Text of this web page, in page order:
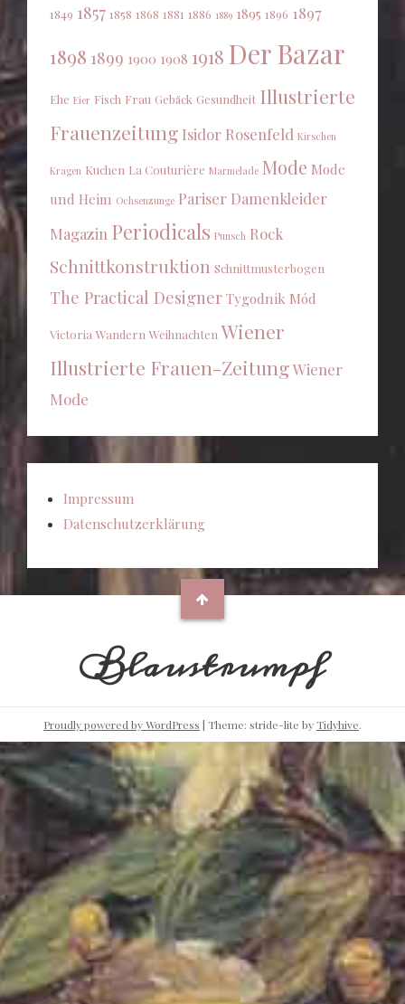
1849 1857 1858 1868 1881 1886 1889 1895 1896 1897
1898 1899 1900 1908 1918 Der Bazar
Ehe Eier Fisch Frau Gebäck Gesundheit Illustrierte
Frauenzeitung Isidor Rosenfeld Kirschen
Kragen Kuchen La Couturière Marmelade Mode Mode
und Heim Ochsenzunge Pariser Damenkleider
Magazin Periodicals Punsch Rock
Schnittkonstruktion Schnittmusterbogen
The Practical Designer Tygodnik Mód
Victoria Wandern Weihnachten Wiener
Illustrierte Frauen-ZeitungWiener
Mode
Impressum
Datenschutzerklärung
Blaustrumpf
Proudly powered by WordPress | Theme: stride-lite byTidyhive.